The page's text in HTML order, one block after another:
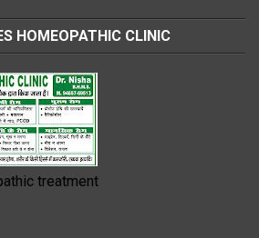
HOMEOPATHIC CLINIC
treatment